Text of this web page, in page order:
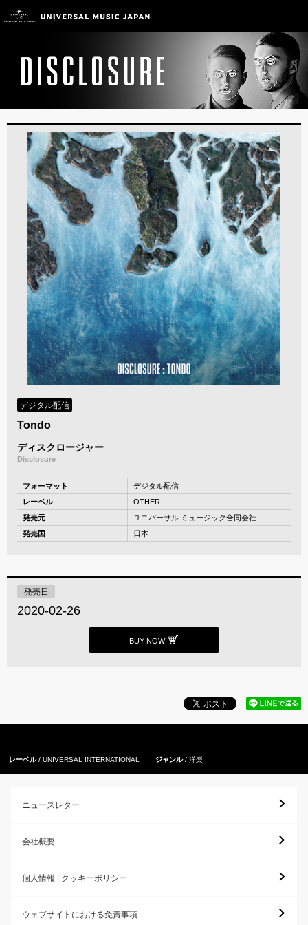
デジタル配信
Tondo
ディスクロージャー
Disclosure
フォーマット
デジタル配信
レーベル
OTHER
発売元
ユニバーサル ミュージック合同会社
発売国
日本
発売日
2020-02-26
BUY NOW
レーベル UNIVERSAL INTERNATIONAL ジャンル 洋楽
ニュースレター
会社概要
個人情報 | クッキーポリシー
ウェブサイトにおける免責事項